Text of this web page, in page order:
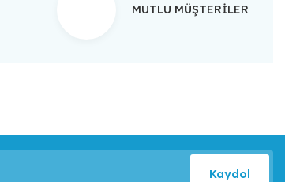
MUTLU MÜŞTERİLER
Kaydol